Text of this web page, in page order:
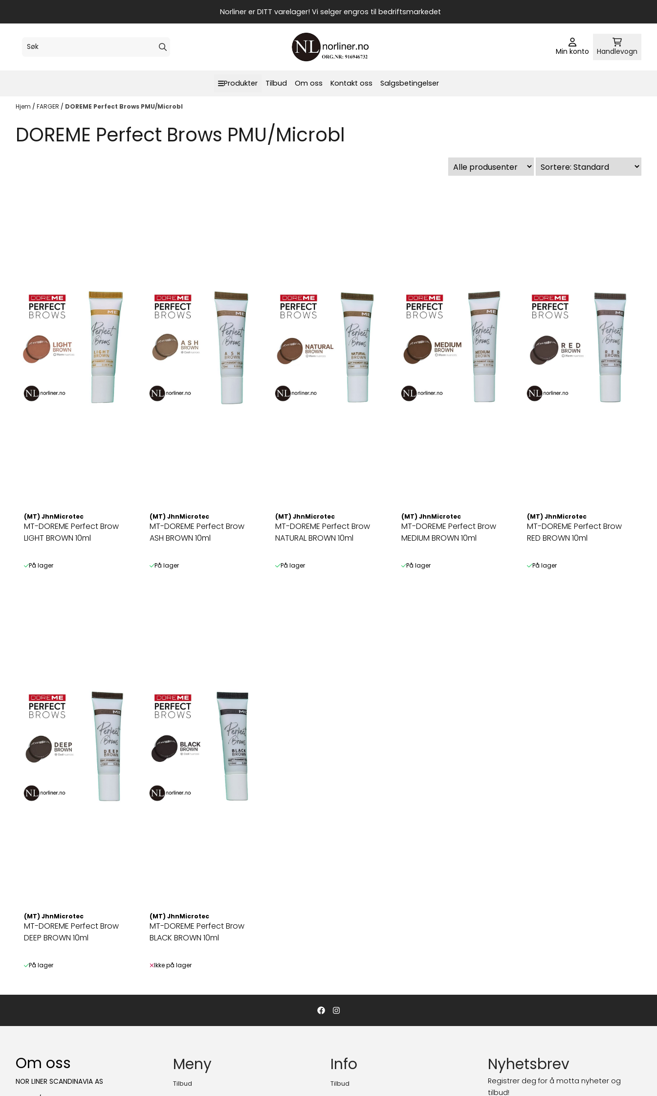
Norliner er DITT varelager! Vi selger engros til bedriftsmarkedet
Min konto Handlevogn
Produkter Tilbud Om oss Kontakt oss Salgsbetingelser
Hjem / FARGER / DOREME Perfect Brows PMU/Microbl
DOREME Perfect Brows PMU/Microbl
(MT) JhnMicrotec
MT-DOREME Perfect Brow
LIGHT BROWN 10ml
På lager
(MT) JhnMicrotec
MT-DOREME Perfect Brow
ASH BROWN 10ml
På lager
(MT) JhnMicrotec
MT-DOREME Perfect Brow
NATURAL BROWN 10ml
På lager
(MT) JhnMicrotec
MT-DOREME Perfect Brow
MEDIUM BROWN 10ml
På lager
(MT) JhnMicrotec
MT-DOREME Perfect Brow
RED BROWN 10ml
På lager
(MT) JhnMicrotec
MT-DOREME Perfect Brow
DEEP BROWN 10ml
På lager
(MT) JhnMicrotec
MT-DOREME Perfect Brow
BLACK BROWN 10ml
Ikke på lager
Om oss
NOR LINER SCANDINAVIA AS
Meny
Tilbud
Info
Tilbud
Nyhetsbrev
Registrer deg for å motta nyheter og
tilbud!